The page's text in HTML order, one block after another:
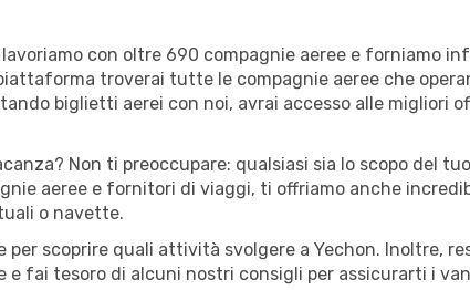
con oltre 690 compagnie aeree e forniamo
troverai tutte le compagnie aeree che
biglietti aerei con noi, avrai accesso alle migliori
Non ti preoccupare: qualsiasi sia lo scopo del
aeree e fornitori di viaggi, ti offriamo anche
o navette.
scoprire quali attività svolgere a Yechon. Inoltre,
e fai tesoro di alcuni nostri consigli per assicurarti i